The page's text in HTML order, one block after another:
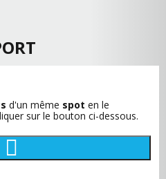
d'un même spot en le
sur le bouton ci-dessous.